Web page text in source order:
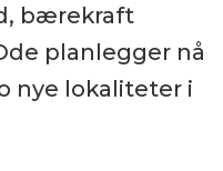
bærekraft
planlegger nå
nye lokaliteter i